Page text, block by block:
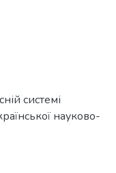
системі
науково-